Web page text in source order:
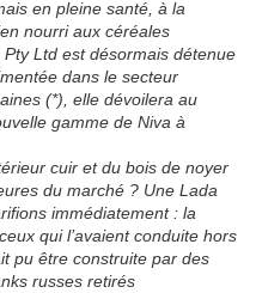
en pleine santé, à la
nourri aux céréales
Ltd est désormais détenue
dans le secteur
(*), elle dévoilera au
gamme de Niva à
cuir et du bois de noyer
du marché ? Une Lada
immédiatement : la
qui l’avaient conduite hors
pu être construite par des
russes retirés